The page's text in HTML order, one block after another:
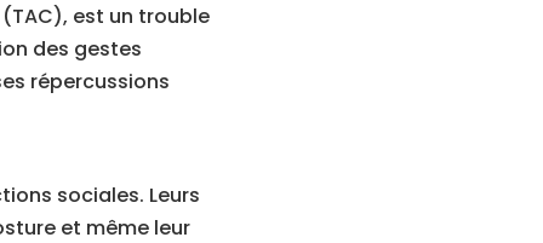
est un trouble
des gestes
répercussions
sociales. Leurs
et même leur